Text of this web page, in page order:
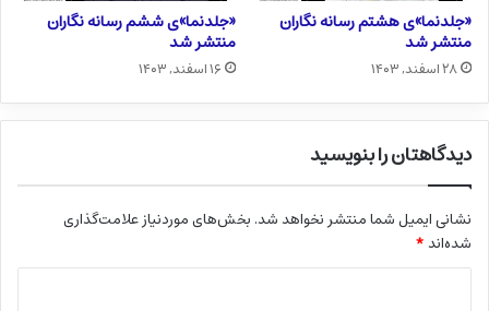
«جلدنما»ی هشتم رسانه نگاران
منتشر شد
۲۸ اسفند, ۱۴۰۳
«جلدنما»ی ششم رسانه نگاران
منتشر شد
۱۶ اسفند, ۱۴۰۳
دیدگاهتان را بنویسید
نشانی ایمیل شما منتشر نخواهد شد. بخش‌های موردنیاز علامت‌گذاری
شده‌اند*